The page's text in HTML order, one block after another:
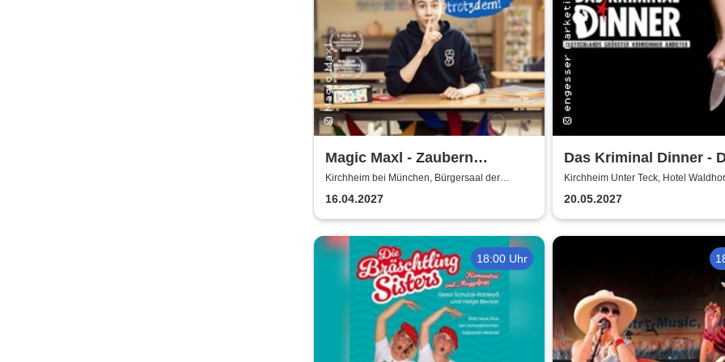
Magic Maxl - Zaubern
Verboten!
Kirchheim bei München, Bürgersaal der
Gemeinde Kirchheim
16.04.2027
Das Kriminal Dinner -
letzte Joint der Marie
Kirchheim Unter Teck, Hotel
20.05.2027
18:00 Uhr